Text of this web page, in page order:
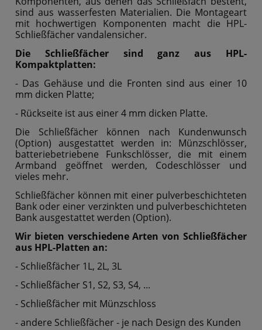
sind aus wasserfesten Materialien. Die Montageart
mit hochwertigen Komponenten macht die HPL-
Schließfächer vandalensicher.
Die Schließfächer sind ganz aus HPL-
Kompaktplatten:
- Das Gehäuse und die Fronten sind aus einer 10
mm dicken Platte;
- Rückseite ist aus einer 4 mm dicken Platte.
Die Schließfächer können nach Kundenwunsch
(Option) ausgestattet werden in: Münzschlösser,
batteriebetriebene Funkschlösser, die mit einem
Armband geöffnet werden, Codeschlösser und
vieles mehr.
Schließfächer können mit einer pulverbeschichteten
Bank oder einer verzinkten und pulverbeschichteten
Bank ausgestattet werden (Option).
Wir bieten verschiedene Arten von Schließfächer
aus HPL-Platten an:
- Schließfächer 1L, 2L, 3L
- Schließfächer S1, S2, S3, S4, ...
- Schließfächer mit Münzschloss
- andere Schließfächer - je nach Design des Kunden